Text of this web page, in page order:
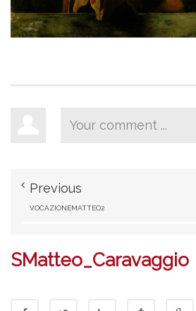
Previous
VOCAZIONEMATTEO2
SMatteo_Caravaggio